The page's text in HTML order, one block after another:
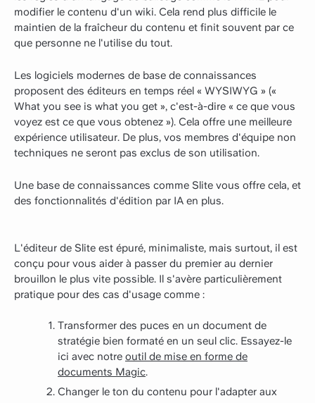
modifier le contenu d'un wiki. Cela rend plus difficile le
maintien de la fraîcheur du contenu et finit souvent par ce
que personne ne l'utilise du tout.
Les logiciels modernes de base de connaissances
proposent des éditeurs en temps réel « WYSIWYG » («
What you see is what you get », c'est-à-dire « ce que vous
voyez est ce que vous obtenez »). Cela offre une meilleure
expérience utilisateur. De plus, vos membres d'équipe non
techniques ne seront pas exclus de son utilisation.
Une base de connaissances comme Slite vous offre cela, et
des fonctionnalités d'édition par IA en plus.
L'éditeur de Slite est épuré, minimaliste, mais surtout, il est
conçu pour vous aider à passer du premier au dernier
brouillon le plus vite possible. Il s'avère particulièrement
pratique pour des cas d'usage comme :
Transformer des puces en un document de
stratégie bien formaté en un seul clic. Essayez-le
ici avec notre outil de mise en forme de
documents Magic.
Changer le ton du contenu pour l'adapter aux